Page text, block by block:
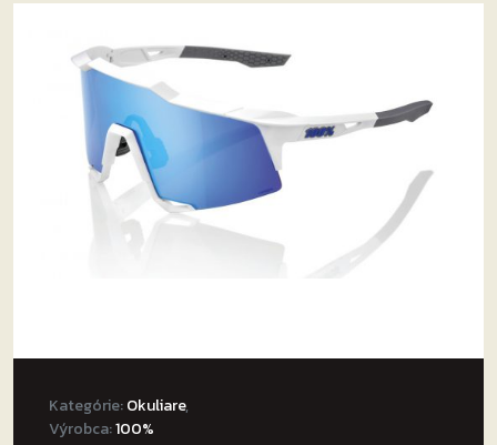
Kategórie:Okuliare,
Výrobca:100%